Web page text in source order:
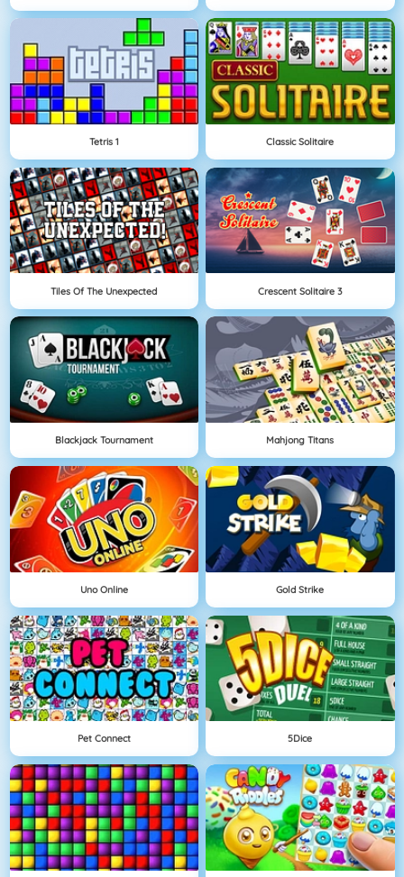
Tetris 1 Classic Solitaire
Tiles Of The Unexpected Crescent Solitaire 3
Blackjack Tournament Mahjong Titans
Uno Online Gold Strike
Pet Connect 5Dice